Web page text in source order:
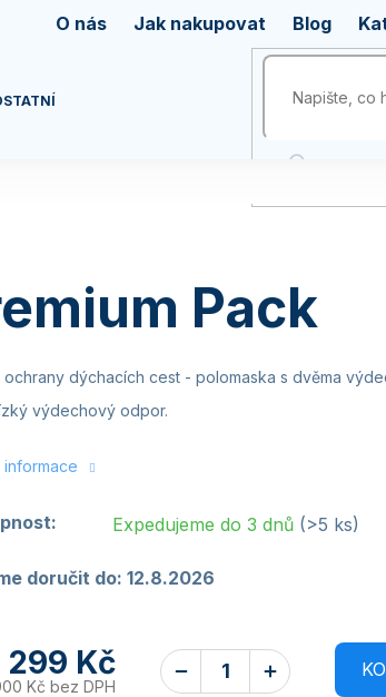
O nás Jak nakupovat Blog
Pack
ochrany dýchacích cest - polomaska s dvěma
výdechový odpor.
informace
Expedujeme do 3 dnů (>5 ks)
doručit do: 12.8.2026
299 Kč
Kč bez DPH